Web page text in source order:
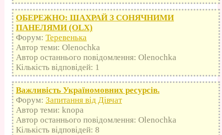
ОБЕРЕЖНО: ШАХРАЙ З СОНЯЧНИМИ
ПАНЕЛЯМИ (OLX)
Форум: Теревенька
Автор теми: Olenochka
Автор останнього повідомлення: Olenochka
Кількість відповідей: 1
Важливість Україномовних ресурсів.
Форум: Запитання від Дівчат
Автор теми: knopa
Автор останнього повідомлення: Olenochka
Кількість відповідей: 8